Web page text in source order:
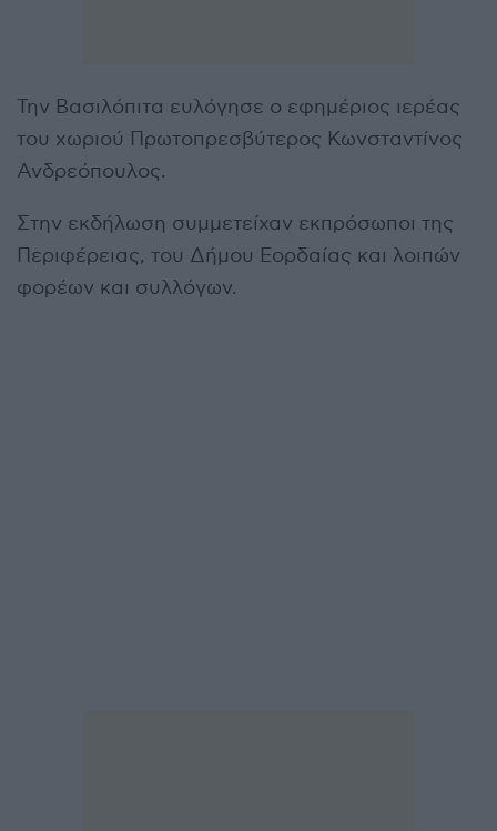
Την Βασιλόπιτα ευλόγησε ο εφημέριος ιερέας
του χωριού Πρωτοπρεσβύτερος Κωνσταντίνος
Ανδρεόπουλος.
Στην εκδήλωση συμμετείχαν εκπρόσωποι της
Περιφέρειας, του Δήμου Εορδαίας και λοιπών
φορέων και συλλόγων.